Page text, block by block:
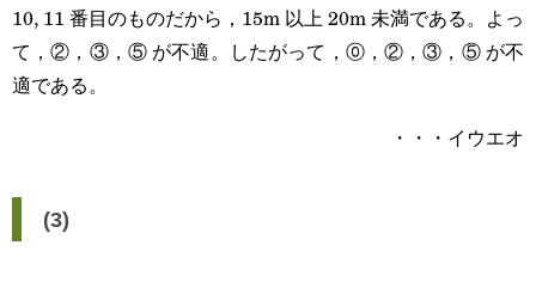
10, 11 番目のものだから，15m 以上 20m 未満である。よっ
て，②，③，⑤ が不適。したがって，⓪，②，③，⑤ が不
適である。
・・・イウエオ
(3)